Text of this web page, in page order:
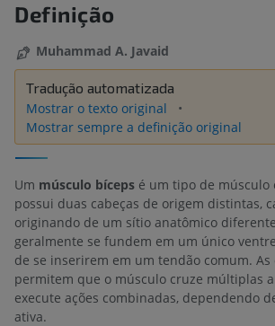
Definição
Muhammad A. Javaid
Tradução automatizada
Mostrar o texto original
Mostrar sempre a definição original
Um músculo bíceps é um tipo de músculo
possui duas cabeças de origem distintas,
originando de um sítio anatômico
geralmente se fundem em um único
de se inserirem em um tendão comum.
permitem que o músculo cruze múltiplas
execute ações combinadas, dependendo
ativa.